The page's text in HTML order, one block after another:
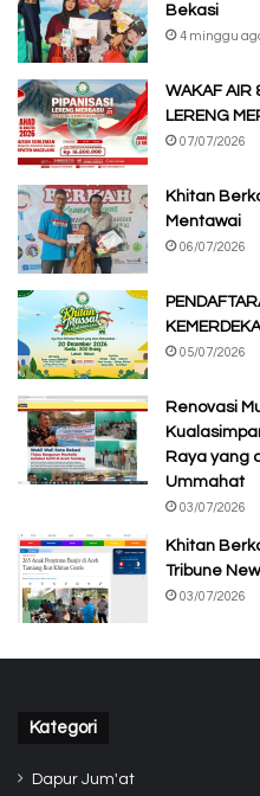
Bekasi
4 minggu
WAKAF AIR
LERENG
07/07/2026
Khitan
Mentawai
06/07/2026
05/07/2026
Renovasi
Raya yang
Ummahat
03/07/2026
Khitan
Tribune
03/07/2026
Kategori
Dapur Jum'at